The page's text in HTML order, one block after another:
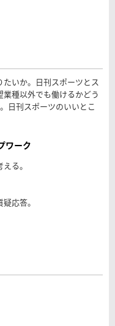
いか。日刊スポーツとス
種以外でも働けるかどう
日刊スポーツのいいとこ
ワーク
る。
応答。